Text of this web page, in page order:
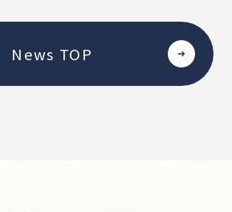
News TOP